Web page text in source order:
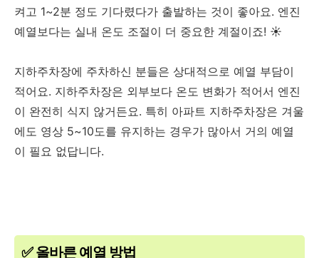
켜고 1~2분 정도 기다렸다가 출발하는 것이 좋아요. 엔진
예열보다는 실내 온도 조절이 더 중요한 계절이죠! ☀️
지하주차장에 주차하신 분들은 상대적으로 예열 부담이
적어요. 지하주차장은 외부보다 온도 변화가 적어서 엔진
이 완전히 식지 않거든요. 특히 아파트 지하주차장은 겨울
에도 영상 5~10도를 유지하는 경우가 많아서 거의 예열
이 필요 없답니다.
✅ 올바른 예열 방법